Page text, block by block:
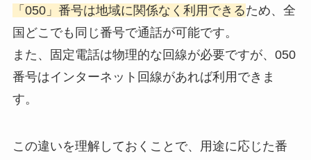
「050」番号は地域に関係なく利用できるため、全
国どこでも同じ番号で通話が可能です。
また、固定電話は物理的な回線が必要ですが、050
番号はインターネット回線があれば利用できま
す。
この違いを理解しておくことで、用途に応じた番